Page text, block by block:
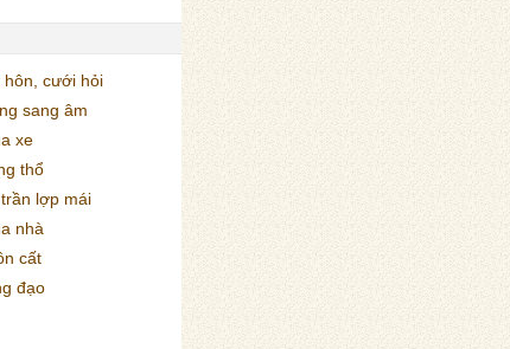
hôn, cưới hỏi
sang âm
xe
thổ
lợp mái
nhà
cất
đạo